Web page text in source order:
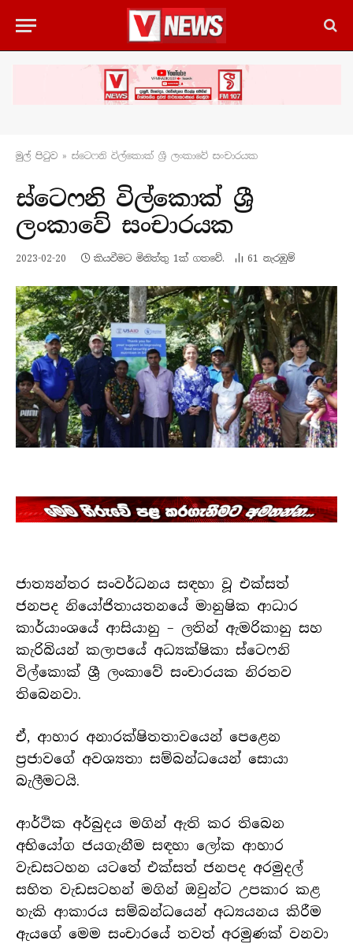
මුල් පිටු​ව » ස්ටෙෆනි විල්කොක් ශ්‍රී ලංකාවේ සංචාරයක
ස්ටෙෆනි විල්කොක් ශ්‍රී
ලංකාවේ සංචාරයක
2023-02-20 කියවීමට මිනිත්තු 1ක් ගතවේ. 61 නැරඹු​ම්
ජාත්‍යන්තර සංවර්ධනය සඳහා වූ එක්සත්
ජනපද නියෝජිතායතනයේ මානුෂික ආධාර
කාර්යාංශයේ ආසියානු – ලතින් ඇමරිකානු සහ
කැරිබියන් කලාපයේ අධ්‍යක්ෂිකා ස්ටෙෆනි
විල්කොක් ශ්‍රී ලංකාවේ සංචාරයක නිරතව
තිබෙනවා.
ඒ, ආහාර අනාරක්ෂිතතාවයෙන් පෙළෙන
ප්‍රජාවගේ අවශ්‍යතා සම්බන්ධයෙන් සොයා
බැලීමටයි.
ආර්ථික අර්බුදය මගින් ඇති කර තිබෙන
අභියෝග ජයගැනීම සඳහා ලෝක ආහාර
වැඩසටහන යටතේ එක්සත් ජනපද අරමුදල්
සහිත වැඩසටහන් මගින් ඔවුන්ට උපකාර කළ
හැකි ආකාරය සම්බන්ධයෙන් අධ්‍යයනය කිරීම
ඇයගේ මෙම සංචාරයේ තවත් අරමුණක් වනවා